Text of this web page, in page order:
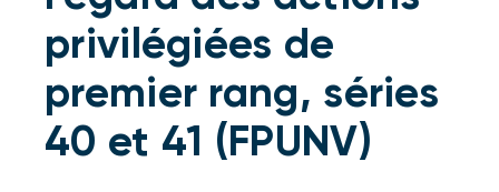
English
privilégiées de
premier rang, séries
40 et 41 (FPUNV)